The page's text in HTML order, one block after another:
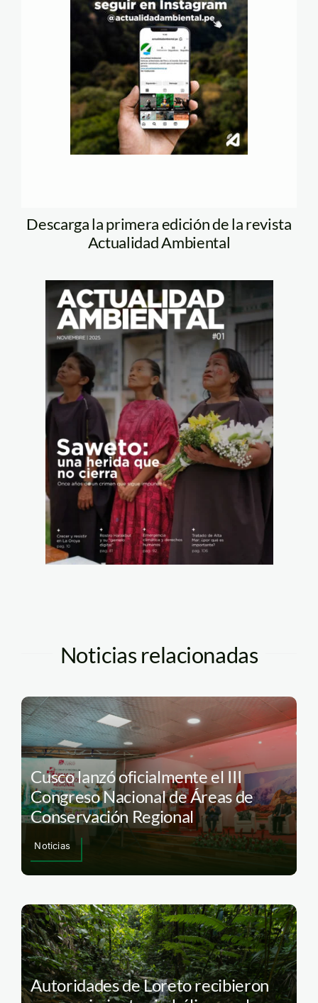
Descarga la primera edición de la revista
Actualidad Ambiental
Noticias relacionadas
Cusco lanzó oficialmente el III
Congreso Nacional de Áreas de
Conservación Regional
Noticias
Autoridades de Loreto recibieron